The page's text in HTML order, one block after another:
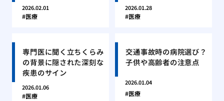
2026.02.01
医療
2026.01.28
医療
専門医に聞く立ちくらみ
の背景に隠された深刻な
疾患のサイン
2026.01.06
医療
交通事故時の病院選び？
子供や高齢者の注意点
2026.01.04
医療